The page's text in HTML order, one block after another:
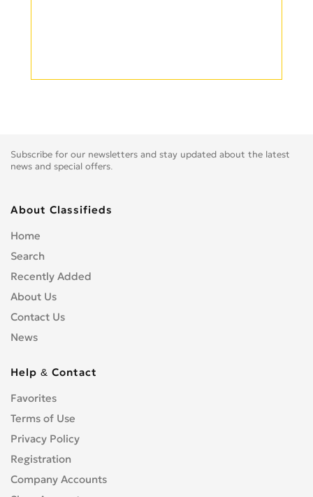
Subscribe for our newsletters and stay updated about the latest
news and special offers.
About Classifieds
Home
Search
Recently Added
About Us
Contact Us
News
Help & Contact
Favorites
Terms of Use
Privacy Policy
Registration
Company Accounts